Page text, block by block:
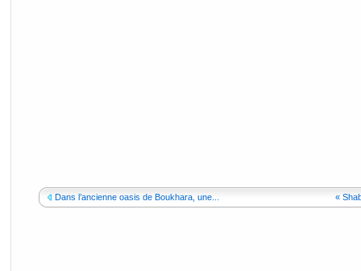
Dans l’ancienne oasis de Boukhara, une... «